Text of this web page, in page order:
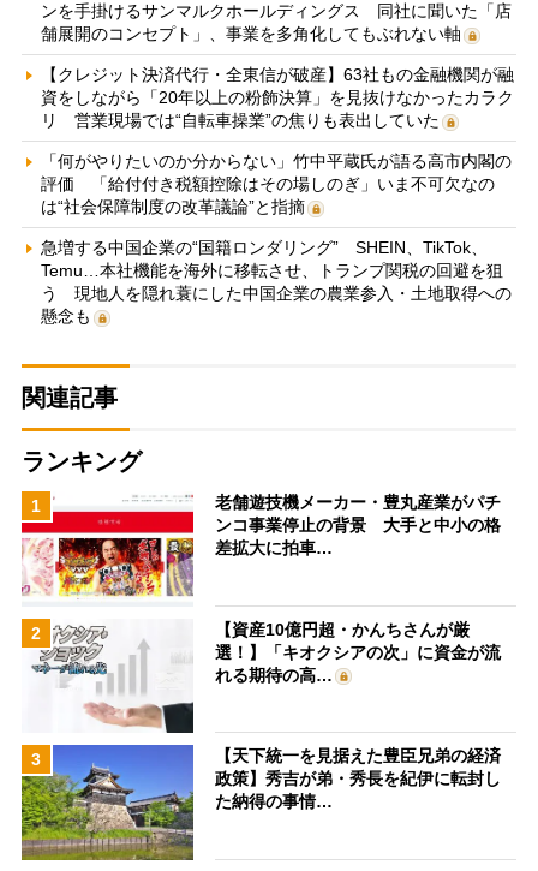
ンを手掛けるサンマルクホールディングス 同社に聞いた「店
舗展開のコンセプト」、事業を多角化してもぶれない軸
【クレジット決済代行・全東信が破産】63社もの金融機関が融
資をしながら「20年以上の粉飾決算」を見抜けなかったカラク
リ 営業現場では“自転車操業”の焦りも表出していた
「何がやりたいのか分からない」竹中平蔵氏が語る高市内閣の
評価 「給付付き税額控除はその場しのぎ」いま不可欠なの
は“社会保障制度の改革議論”と指摘
急増する中国企業の“国籍ロンダリング” SHEIN、TikTok、
Temu…本社機能を海外に移転させ、トランプ関税の回避を狙
う 現地人を隠れ蓑にした中国企業の農業参入・土地取得への
懸念も
関連記事
ランキング
1
老舗遊技機メーカー・豊丸産業がパチ
ンコ事業停止の背景 大手と中小の格
差拡大に拍車…
2
【資産10億円超・かんちさんが厳
選！】「キオクシアの次」に資金が流
れる期待の高…
3
【天下統一を見据えた豊臣兄弟の経済
政策】秀吉が弟・秀長を紀伊に転封し
た納得の事情…